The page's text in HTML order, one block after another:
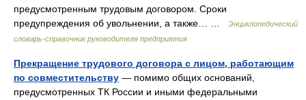
предусмотренным трудовым договором. Сроки
предупреждения об увольнении, а также… …
Энциклопедический
словарь-справочник руководителя предприятия
Прекращение трудового договора с лицом, работающим
по совместительству — помимо общих оснований,
предусмотренных ТК России и иными федеральными